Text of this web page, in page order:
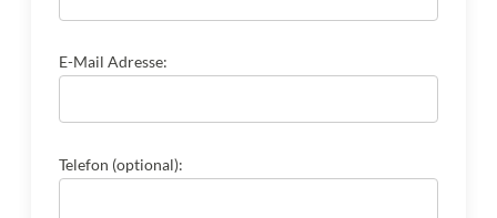
E-Mail Adresse:
Telefon (optional):